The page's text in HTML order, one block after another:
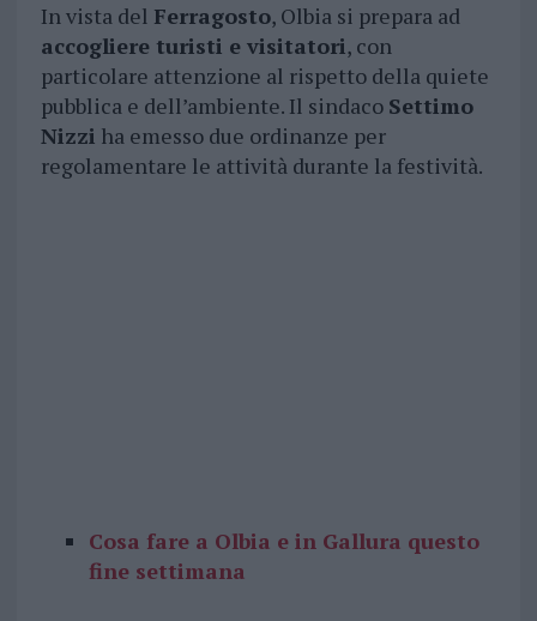
In vista del Ferragosto, Olbia si prepara ad
accogliere turisti e visitatori, con
particolare attenzione al rispetto della quiete
pubblica e dell’ambiente. Il sindaco Settimo
Nizzi ha emesso due ordinanze per
regolamentare le attività durante la festività.
Cosa fare a Olbia e in Gallura questo
fine settimana